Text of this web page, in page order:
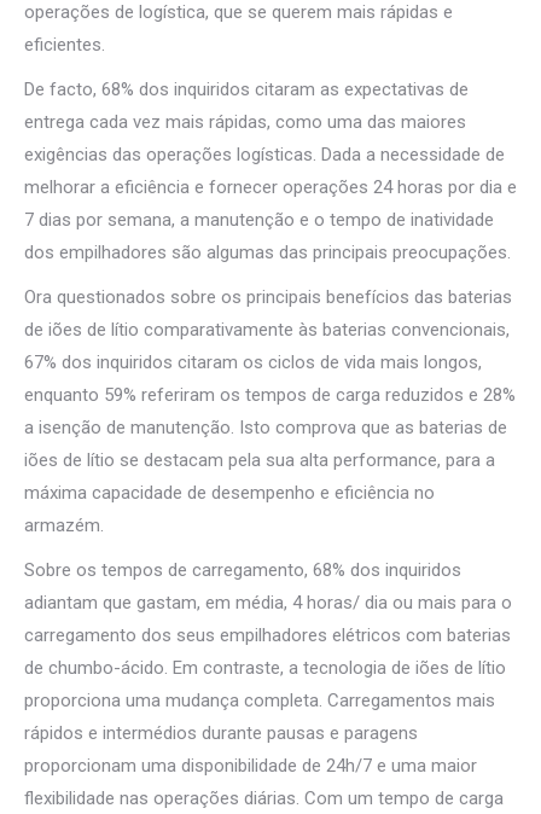
operações de logística, que se querem mais rápidas e
eficientes.
De facto, 68% dos inquiridos citaram as expectativas de
entrega cada vez mais rápidas, como uma das maiores
exigências das operações logísticas. Dada a necessidade de
melhorar a eficiência e fornecer operações 24 horas por dia e
7 dias por semana, a manutenção e o tempo de inatividade
dos empilhadores são algumas das principais preocupações.
Ora questionados sobre os principais benefícios das baterias
de iões de lítio comparativamente às baterias convencionais,
67% dos inquiridos citaram os ciclos de vida mais longos,
enquanto 59% referiram os tempos de carga reduzidos e 28%
a isenção de manutenção. Isto comprova que as baterias de
iões de lítio se destacam pela sua alta performance, para a
máxima capacidade de desempenho e eficiência no
armazém.
Sobre os tempos de carregamento, 68% dos inquiridos
adiantam que gastam, em média, 4 horas/ dia ou mais para o
carregamento dos seus empilhadores elétricos com baterias
de chumbo-ácido. Em contraste, a tecnologia de iões de lítio
proporciona uma mudança completa. Carregamentos mais
rápidos e intermédios durante pausas e paragens
proporcionam uma disponibilidade de 24h/7 e uma maior
flexibilidade nas operações diárias. Com um tempo de carga